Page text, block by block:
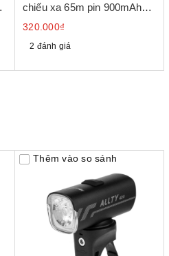
chiếu xa 65m pin 900mAh
cổng sạc USB-C
320.000₫
2 đánh giá
Thêm vào so sánh